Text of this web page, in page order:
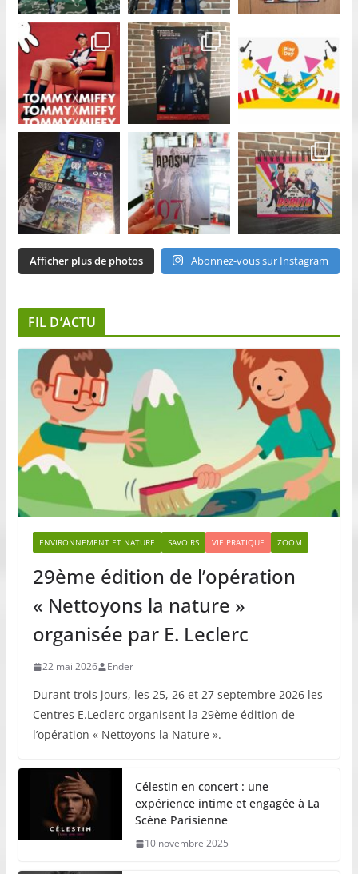
Afficher plus de photos Abonnez-vous sur Instagram
FIL D’ACTU
ENVIRONNEMENT ET NATURE SAVOIRS VIE PRATIQUE ZOOM
29ème édition de l’opération
« Nettoyons la nature »
organisée par E. Leclerc
22 mai 2026 Ender
Durant trois jours, les 25, 26 et 27 septembre 2026 les
Centres E.Leclerc organisent la 29ème édition de
l’opération « Nettoyons la Nature ».
Célestin en concert : une
expérience intime et engagée à La
Scène Parisienne
10 novembre 2025